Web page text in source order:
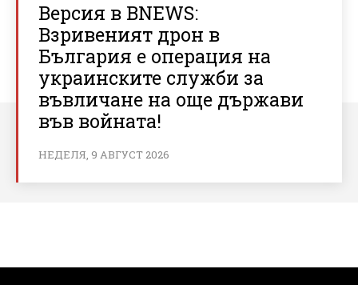
Версия в BNEWS:
Взривеният дрон в
България е операция на
украинските служби за
въвличане на още държави
във войната!
НЕДЕЛЯ, 9 АВГУСТ 2026